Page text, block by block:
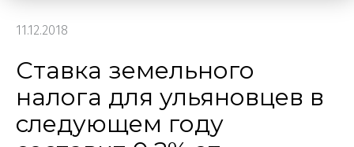
11.12.2018
Ставка земельного
налога для ульяновцев в
следующем году